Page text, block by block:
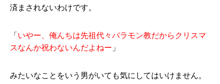
済まされないわけです。
「 いやー、俺んちは先祖代々バラモン教だからクリスマ
スなんか祝わないんだよねー 」
みたいなことをいう男がいても気にしてはいけません。